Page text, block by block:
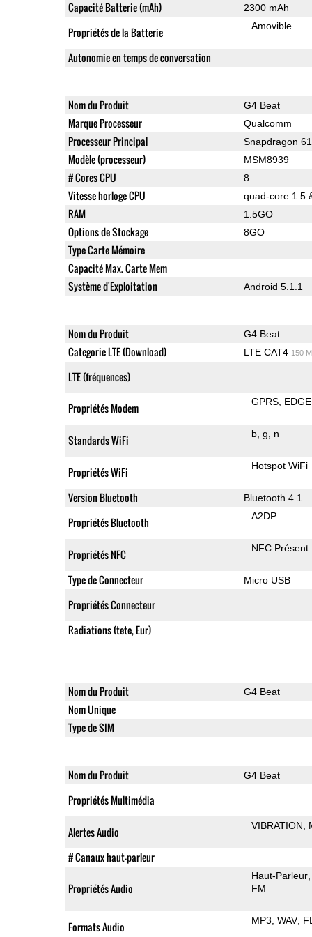
Capacité Batterie (mAh) 2300 mAh
Propriétés de la Batterie Amovible
Autonomie en temps de conversation
Nom du Produit G4 Beat
Marque Processeur Qualcomm
Processeur Principal Snapdragon
Modèle (processeur) MSM8939
# Cores CPU 8
Vitesse horloge CPU quad-core 1.5
RAM 1.5GO
Options de Stockage 8GO
Type Carte Mémoire
Capacité Max. Carte Mem
Système d'Exploitation
Android 5.1.1
Nom du Produit G4 Beat
Categorie LTE (Download) LTE CAT4 150
LTE (fréquences)
Propriétés Modem GPRS EDGE
Standards WiFi b g n
Propriétés WiFi Hotspot WiFi
Version Bluetooth Bluetooth 4.1
Propriétés Bluetooth A2DP
Propriétés NFC NFC Présent
Type de Connecteur Micro USB
Propriétés Connecteur
Radiations (tete, Eur)
Nom du Produit G4 Beat
Nom Unique
Type de SIM
Nom du Produit G4 Beat
Propriétés Multimédia
Alertes Audio VIBRATION
# Canaux haut-parleur
Propriétés Audio
Haut-Parleur
FM
Formats Audio MP3 WAV